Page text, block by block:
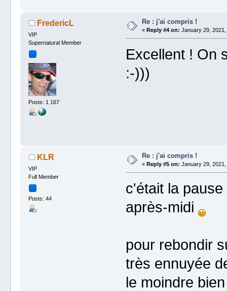
FredericL
VIP
Supernatural Member
Posts: 1 167
Re : j'ai compris !
«Reply #4 on: January 29,
Excellent ! On
:-)))
KLR
VIP
Full Member
Posts: 44
Re : j'ai compris !
«Reply #5 on: January 29,
c'était la
après-midi
pour rebondir
très ennuyée
le moindre